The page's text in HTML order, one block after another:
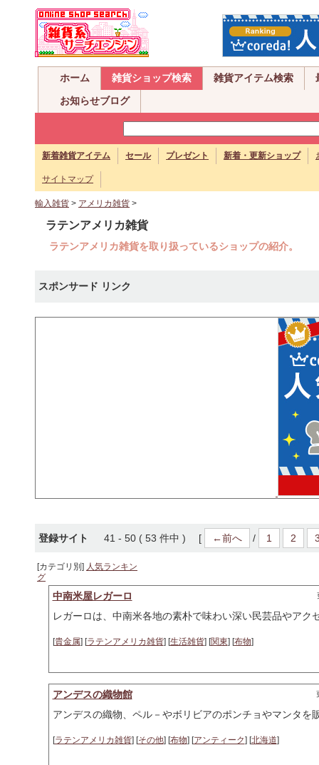
ホーム 雑貨ショップ検索 雑貨アイテム検索
お知らせブログ
新着雑貨アイテム セール プレゼント 新着・更新ショップ
サイトマップ
輸入雑貨 > アメリカ雑貨 >
ラテンアメリカ雑貨
ラテンアメリカ雑貨を取り扱っているショップの紹介。
スポンサード リンク
登録サイト 41 - 50 ( 53 件中 ) [ ←前へ / 1 2
[カテゴリ別] 人気ランキン
グ
中南米屋レガーロ
レガーロは、中南米各地の素朴で味わい深い民芸品やアク
[貴金属] [ラテンアメリカ雑貨] [生活雑貨] [関東] [布物]
アンデスの織物館
アンデスの織物、ペル－やボリビアのポンチョやマンタを
[ラテンアメリカ雑貨] [その他] [布物] [アンティーク] [北海道]